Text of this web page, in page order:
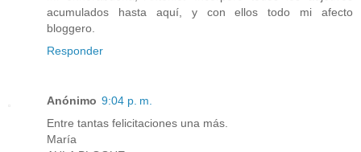
acumulados hasta aquí, y con ellos todo mi afecto
bloggero.
Responder
Anónimo 9:04 p. m.
Entre tantas felicitaciones una más.
María